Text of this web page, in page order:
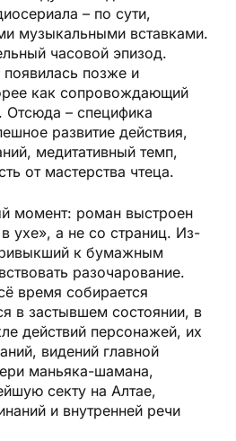
– по сути,
музыкальными вставками.
часовой эпизод.
позже и
как сопровождающий
Отсюда – специфика
развитие действия,
медитативный темп,
от мастерства чтеца.
момент: роман выстроен
ухе», а не со страниц. Из-
к бумажным
разочарование.
время собирается
в застывшем состоянии, в
действий персонажей, их
видений главной
маньяка-шамана,
секту на Алтае,
и внутренней речи